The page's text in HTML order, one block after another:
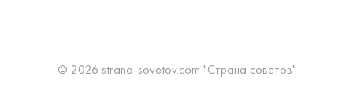
© 2026 strana-sovetov.com "Страна советов"